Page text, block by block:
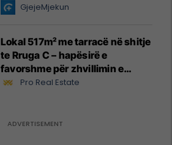
GjejeMjekun
Lokal 517m² me tarracë në shitje
te Rruga C – hapësirë e
favorshme për zhvillimin e
biznesit #15796
Pro Real Estate